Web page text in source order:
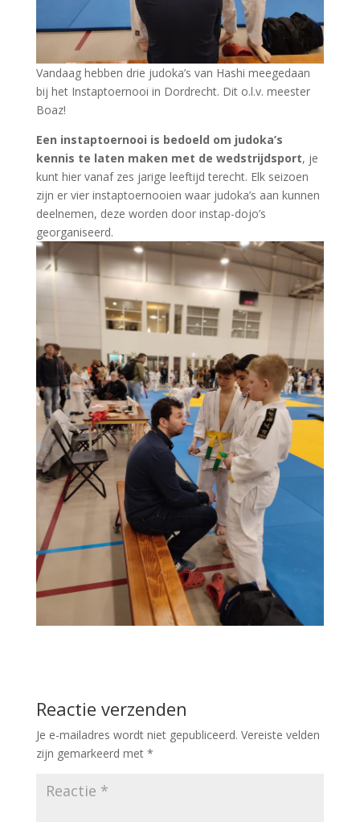
Vandaag hebben drie judoka’s van Hashi meegedaan
bij het Instaptoernooi in Dordrecht. Dit o.l.v. meester
Boaz!
Een instaptoernooi is bedoeld om judoka’s
kennis te laten maken met de wedstrijdsport, je
kunt hier vanaf zes jarige leeftijd terecht. Elk seizoen
zijn er vier instaptoernooien waar judoka’s aan kunnen
deelnemen, deze worden door instap-dojo’s
georganiseerd.
Reactie verzenden
Je e-mailadres wordt niet gepubliceerd. Vereiste velden
zijn gemarkeerd met *